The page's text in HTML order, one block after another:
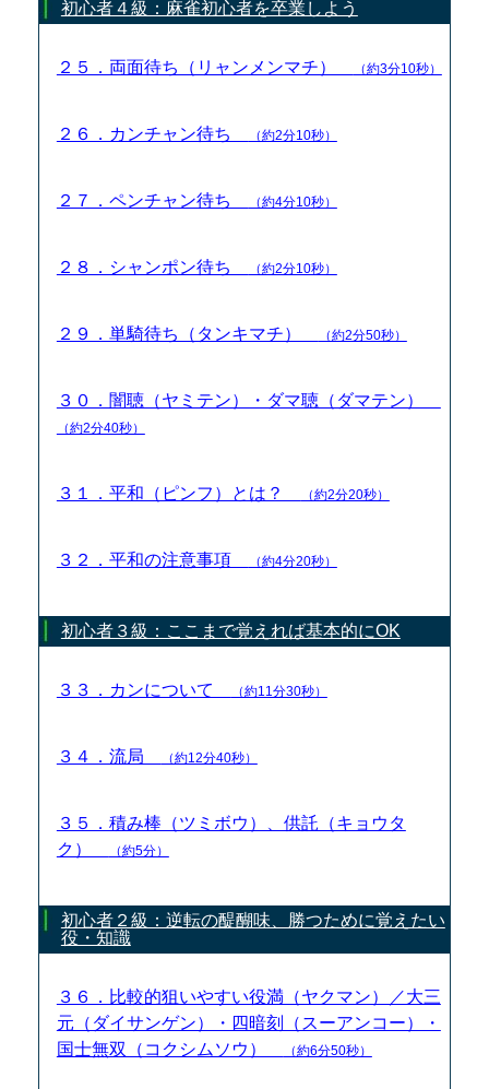
初心者４級：麻雀初心者を卒業しよう
２５．両面待ち（リャンメンマチ） （約3分10秒）
２６．カンチャン待ち （約2分10秒）
２７．ペンチャン待ち （約4分10秒）
２８．シャンポン待ち （約2分10秒）
２９．単騎待ち（タンキマチ） （約2分50秒）
３０．闇聴（ヤミテン）・ダマ聴（ダマテン）
（約2分40秒）
３１．平和（ピンフ）とは？ （約2分20秒）
３２．平和の注意事項 （約4分20秒）
初心者３級：ここまで覚えれば基本的にOK
３３．カンについて （約11分30秒）
３４．流局 （約12分40秒）
３５．積み棒（ツミボウ）、供託（キョウタ
ク）
（約5分）
初心者２級：逆転の醍醐味、勝つために覚えたい
役・知識
３６．比較的狙いやすい役満（ヤクマン）／大三
元（ダイサンゲン）・四暗刻（スーアンコー）・
国士無双（コクシムソウ）
（約6分50秒）